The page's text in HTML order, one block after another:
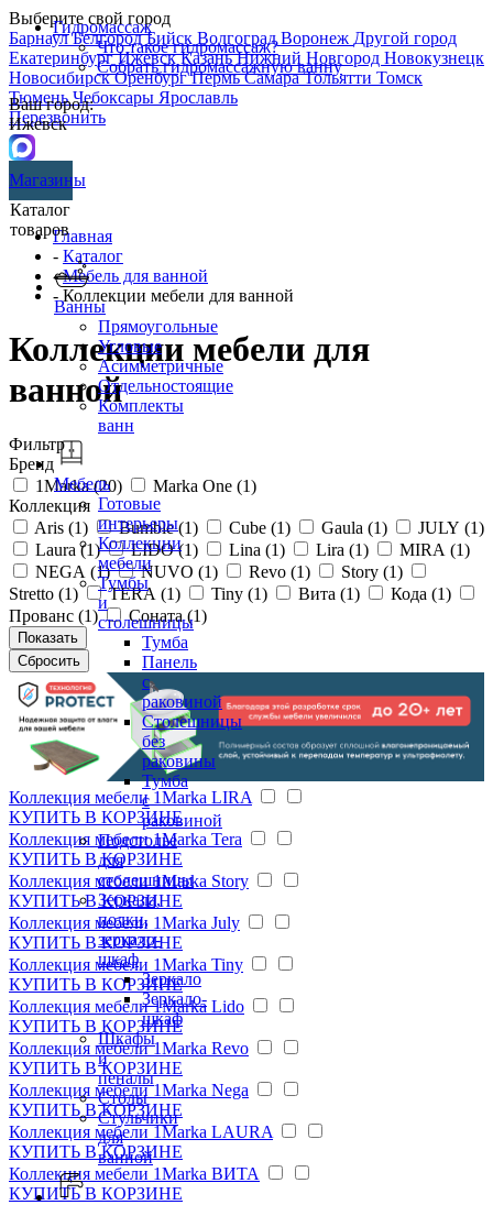
Выберите свой город
БарнаулБелгородБийск ВолгоградВоронеж Другой город
ЕкатеринбургИжевскКазаньНижний Новгород Новокузнецк
НовосибирскОренбургПермьСамараТольятти Томск
ТюменьЧебоксары Ярославль
Перезвонить
Гидромассаж
Что такое гидромассаж?
Собрать гидромассажную ванну
Ваш город:
Ижевск
Магазины
Каталог
товаров
Ванны
Прямоугольные
Угловые
Асимметричные
Отдельностоящие
Комплекты
ванн
Мебель
Готовые
интерьеры
Коллекции
мебели
Тумбы
и
столешницы
Тумба
Панель
с
раковиной
Столешницы
без
раковины
Тумба
с
раковиной
Подстолье
для
столешницы
Зеркала,
полки,
зеркало-
шкаф
Зеркало
Зеркало-
шкаф
Шкафы
и
пеналы
Столы
Стульчики
для
ванной
Главная
- Каталог
-Мебель для ванной
- Коллекции мебели для ванной
Коллекции мебели для
ванной
Фильтр
Бренд
1Marka (20) Marka One (1)
Коллекция
Aris (1) Bumble (1) Cube (1) Gaula (1) JULY (1)
Laura (1) LIDO (1) Lina (1) Lira (1) MIRA (1)
NEGA (1) NUVO (1) Revo (1) Story (1)
Stretto (1) TERA (1) Tiny (1) Вита (1) Кода (1)
Прованс (1) Соната (1)
Коллекция мебели 1Marka LIRA
КУПИТЬ В КОРЗИНЕ
Коллекция мебели 1Marka Tera
КУПИТЬ В КОРЗИНЕ
Коллекция мебели 1Marka Story
КУПИТЬ В КОРЗИНЕ
Коллекция мебели 1Marka July
КУПИТЬ В КОРЗИНЕ
Коллекция мебели 1Marka Tiny
КУПИТЬ В КОРЗИНЕ
Коллекция мебели 1Marka Lido
КУПИТЬ В КОРЗИНЕ
Коллекция мебели 1Marka Revo
КУПИТЬ В КОРЗИНЕ
Коллекция мебели 1Marka Nega
КУПИТЬ В КОРЗИНЕ
Коллекция мебели 1Marka LAURA
КУПИТЬ В КОРЗИНЕ
Коллекция мебели 1Marka ВИТА
КУПИТЬ В КОРЗИНЕ